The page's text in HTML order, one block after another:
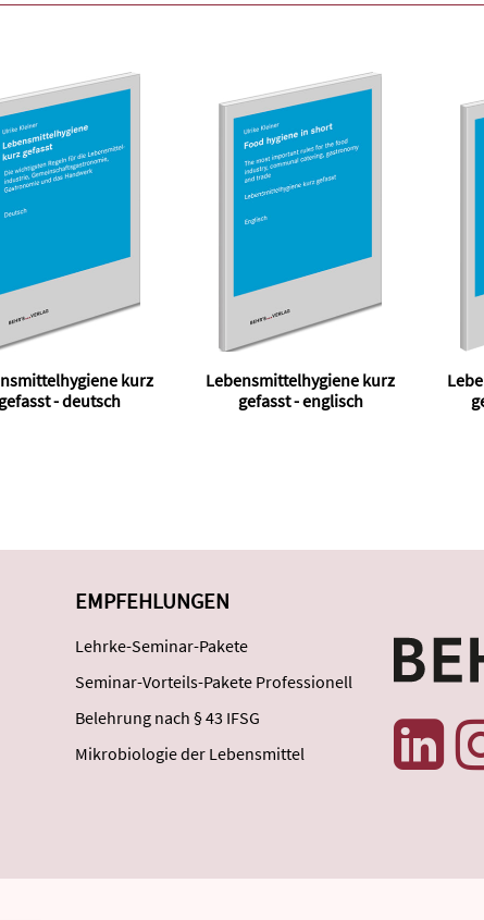
kurz
gefasst - deutsch
Lebensmittelhygiene kurz
gefasst - englisch
EMPFEHLUNGEN
Lehrke-Seminar-Pakete
Seminar-Vorteils-Pakete Professionell
Belehrung nach § 43 IFSG
Mikrobiologie der Lebensmittel